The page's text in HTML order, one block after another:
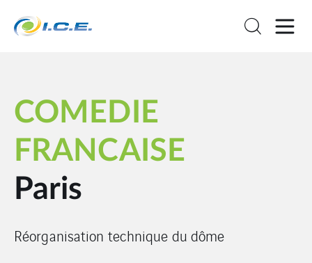
COMEDIE
FRANCAISE
Paris
Réorganisation technique du dôme